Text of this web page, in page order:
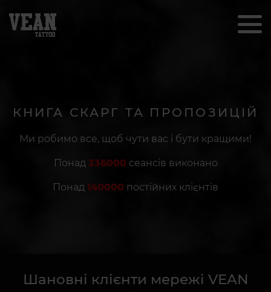
КНИГА СКАРГ ТА ПРОПОЗИЦІЙ
Ми робимо все, щоб чути вас і бути кращими!
Понад 336000 сеансів виконано
Понад 140000 постійних клієнтів
Шановні клієнти мережі VEAN